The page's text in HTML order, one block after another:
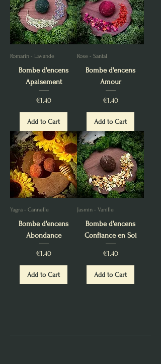
Romarin - Lavande
Bombe d'encens
Apaisement
Price
€1.40
Add to Cart
Rose - Santal
Bombe d'encens
Amour
Price
€1.40
Add to Cart
Yagra - Cannelle
Bombe d'encens
Abondance
Price
€1.40
Add to Cart
Jasmin - Vanille
Bombe d'encens
Confiance en Soi
Price
€1.40
Add to Cart